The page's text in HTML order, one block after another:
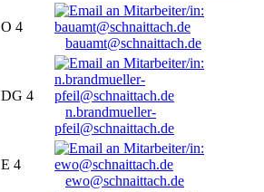
O 4
bauamt@schnaittach.de
DG 4
n.brandmueller-
pfeil@schnaittach.de
E 4
ewo@schnaittach.de